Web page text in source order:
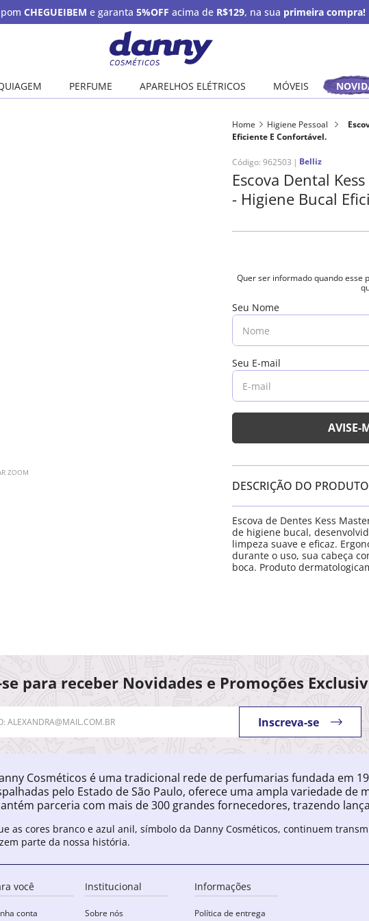
CHEGUEIBEM e garanta 5%OFF acima de R$129, na sua primeira compra!
PERFUME APARELHOS ELÉTRICOS MÓVEIS
ZOOM
Home Higiene Pessoal
Eficiente E Confortável.
Código: 962503 Belliz
Escova Dental
- Higiene Bucal
DESCRIÇÃO DO PRODUTO
Escova de Dentes Kess
de higiene bucal,
limpeza suave e eficaz.
durante o uso, sua cabeça
boca. Produto
para receber Novidades e Promoções
Inscreva-se
Cosméticos é uma tradicional rede de perfumarias fundada em
pelo Estado de São Paulo, oferece uma ampla variedade
parceria com mais de 300 grandes fornecedores, trazendo
as cores branco e azul anil, símbolo da Danny Cosméticos, continuem
parte da nossa história.
você
conta
Institucional
Sobre nós
Informações
Política de entrega